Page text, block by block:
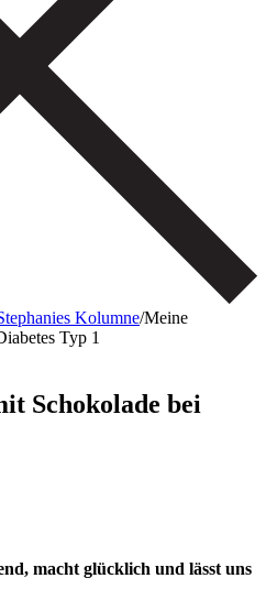
Kolumne/Meine
Typ 1
Schokolade bei
macht glücklich und lässt uns